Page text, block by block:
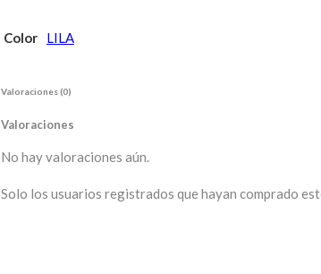
Color LILA
Valoraciones (0)
Valoraciones
No hay valoraciones aún.
Solo los usuarios registrados que hayan comprado